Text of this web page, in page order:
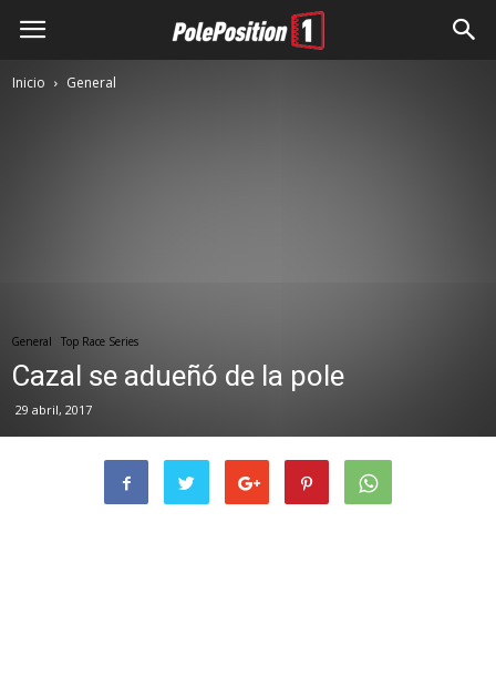
Inicio General
General Top Race Series
Cazal se adueñó de la pole
29 abril, 2017